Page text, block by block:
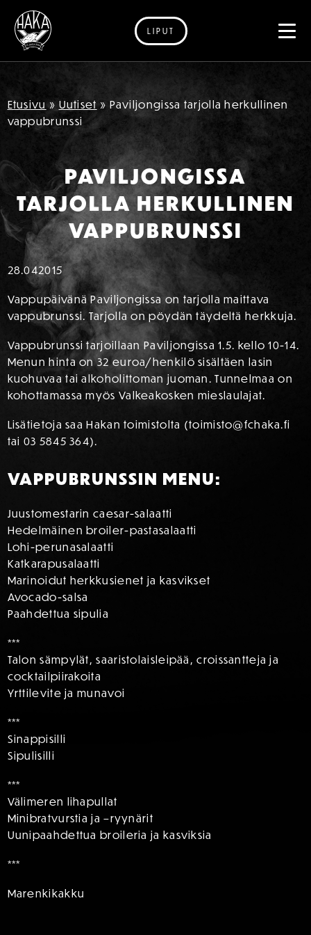
Siirry sisältöön
LIPUT
Etusivu » Uutiset » Paviljongissa tarjolla herkullinen
vappubrunssi
PAVILJONGISSA
TARJOLLA HERKULLINEN
VAPPUBRUNSSI
28.042015
Vappupäivänä Paviljongissa on tarjolla maittava
vappubrunssi. Tarjolla on pöydän täydeltä herkkuja.
Vappubrunssi tarjoillaan Paviljongissa 1.5. kello 10-14.
Menun hinta on 32 euroa/henkilö sisältäen lasin
kuohuvaa tai alkoholittoman juoman. Tunnelmaa on
kohottamassa myös Valkeakosken mieslaulajat.
Lisätietoja saa Hakan toimistolta (toimisto@fchaka.fi
tai 03 5845 364).
VAPPUBRUNSSIN MENU:
Juustomestarin caesar-salaatti
Hedelmäinen broiler-pastasalaatti
Lohi-perunasalaatti
Katkarapusalaatti
Marinoidut herkkusienet ja kasvikset
Avocado-salsa
Paahdettua sipulia
***
Talon sämpylät, saaristolaisleipää, croissantteja ja
cocktailpiirakoita
Yrttilevite ja munavoi
***
Sinappisilli
Sipulisilli
***
Välimeren lihapullat
Minibratvurstia ja –ryynärit
Uunipaahdettua broileria ja kasviksia
***
Marenkikakku